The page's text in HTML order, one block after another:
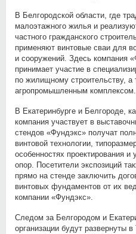
В Белгородской области, где
малоэтажного жилья и
частного гражданского
применяют винтовые сваи для
и сооружений. Здесь компания
принимает участие в
по жилищному строительству, а
агропромышленным комплексом.
В Екатеринбурге и Белгороде,
компания участвует в
стендов «Фундэкс» получат
винтовой технологии,
особенностях проектирования и
опор. Посетители экспозиций
прямо на стенде заключить
винтовых фундаментов от их
компании «Фундэкс».
Следом за Белгородом и
организации будут развернуты